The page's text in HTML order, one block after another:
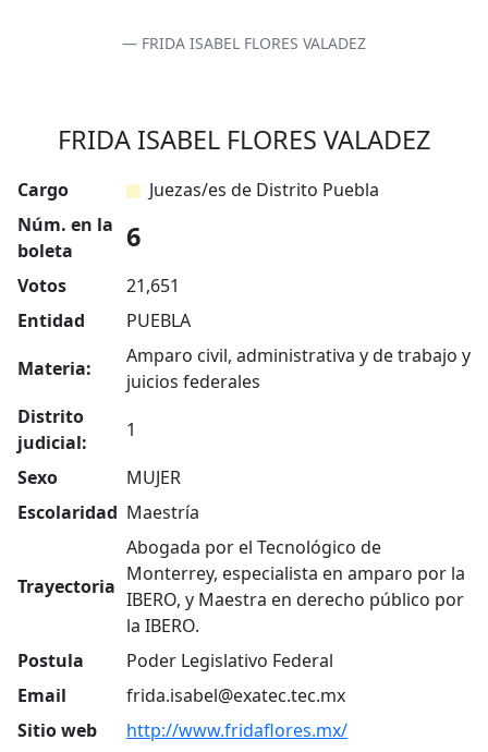
FRIDA ISABEL FLORES VALADEZ
FRIDA ISABEL FLORES VALADEZ
Cargo
Juezas/es de Distrito Puebla
Núm. en la
boleta
6
Votos
21,651
Entidad
PUEBLA
Materia:
Amparo civil, administrativa y de trabajo y
juicios federales
Distrito
judicial:
1
Sexo
MUJER
Escolaridad Maestría
Trayectoria
Abogada por el Tecnológico de
Monterrey, especialista en amparo por la
IBERO, y Maestra en derecho público por
la IBERO.
Postula
Poder Legislativo Federal
Email
frida.isabel@exatec.tec.mx
Sitio web
http://www.fridaflores.mx/